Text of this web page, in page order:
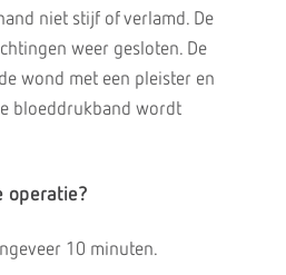
niet stijf of verlamd. De
weer gesloten. De
wond met een pleister en
bloeddrukband wordt
operatie?
10 minuten.